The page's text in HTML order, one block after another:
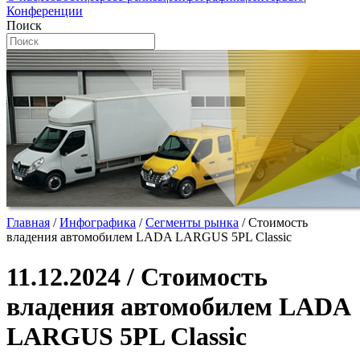
Конференции
Поиск
Главная /Инфографика /Сегменты рынка /Стоимость
владения автомобилем LADA LARGUS 5PL Classic
11.12.2024 / Стоимость
владения автомобилем LADA
LARGUS 5PL Classic